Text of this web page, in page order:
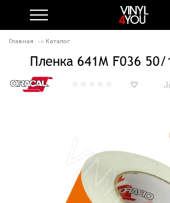
Главная Каталог
Пленка 641M F036